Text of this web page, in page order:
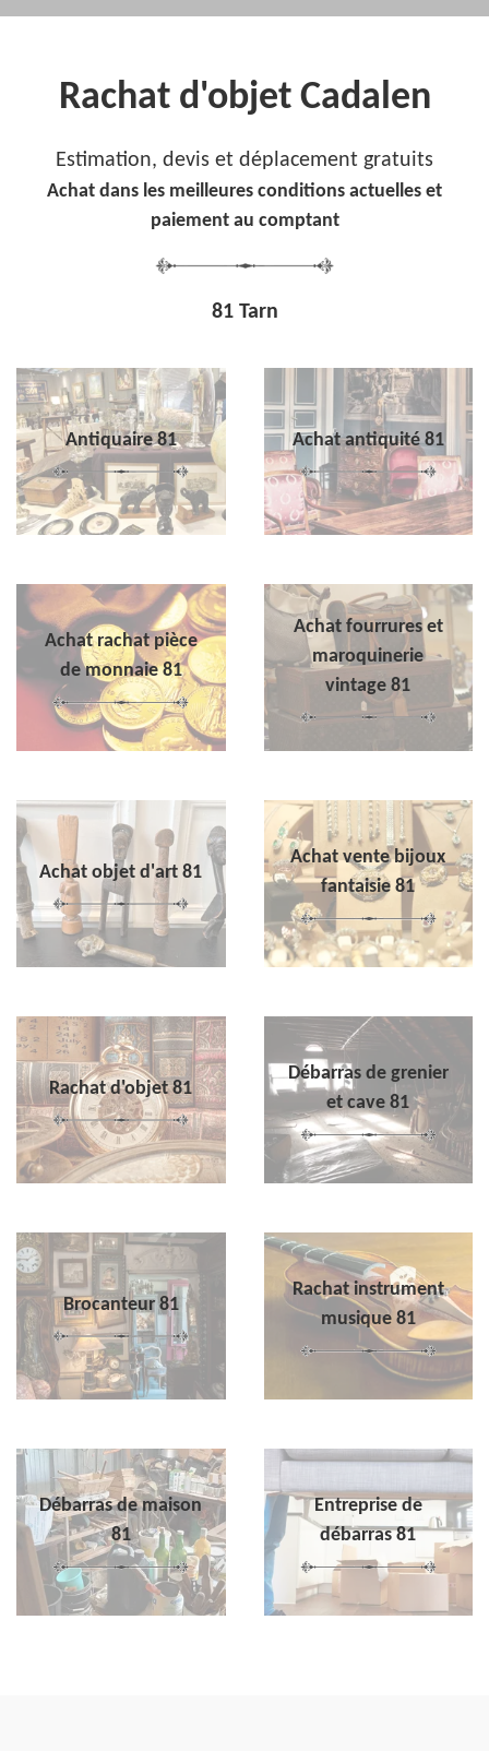
Rachat d'objet Cadalen
Estimation, devis et déplacement gratuits
Achat dans les meilleures conditions actuelles et
paiement au comptant
81 Tarn
Antiquaire 81 Achat antiquité 81
Achat rachat pièce
de monnaie 81
Achat fourrures et
maroquinerie
vintage 81
Achat objet d'art 81
Achat vente bijoux
fantaisie 81
Rachat d'objet 81
Débarras de grenier
et cave 81
Brocanteur 81
Rachat instrument
musique 81
Débarras de maison
81
Entreprise de
débarras 81